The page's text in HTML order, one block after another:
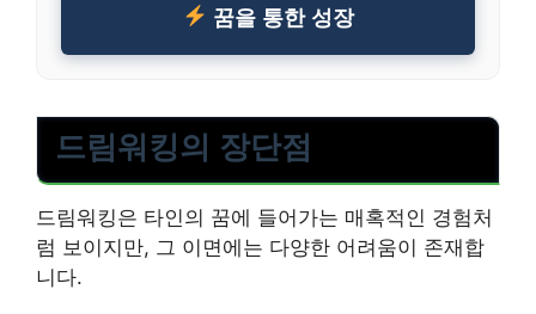
꿈을 통한 성장
드림워킹의 장단점
드림워킹은 타인의 꿈에 들어가는 매혹적인 경험처
럼 보이지만, 그 이면에는 다양한 어려움이 존재합
니다.